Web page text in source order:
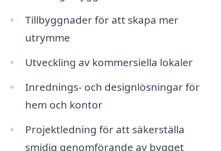
Tillbyggnader för att skapa mer
utrymme
Utveckling av kommersiella lokaler
Inrednings- och designlösningar för
hem och kontor
Projektledning för att säkerställa
smidig genomförande av bygget